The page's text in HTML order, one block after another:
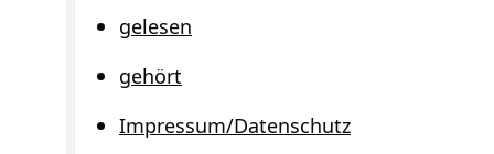
gelesen
gehört
Impressum/Datenschutz